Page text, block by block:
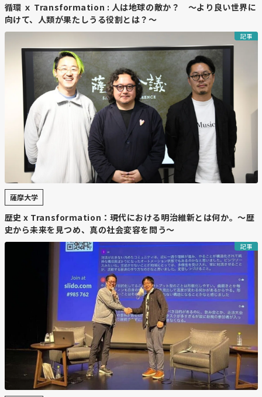
循環 ｘ Transformation : 人は地球の敵か？ 〜より良い世界に
向けて、人類が果たしうる役割とは？～
記事
薩摩大学
歴史 x Transformation：現代における明治維新とは何か。～歴
史から未来を見つめ、真の社会変容を問う～
記事